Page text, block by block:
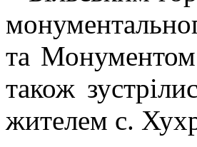
та
також
жителем с.